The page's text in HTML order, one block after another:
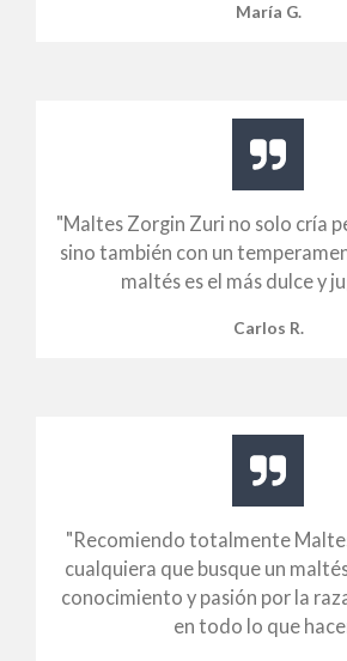
María G.
"Maltes Zorgin Zuri no solo cría
sino también con un
maltés es el más dulce y
Carlos R.
"Recomiendo totalmente
cualquiera que busque un
conocimiento y pasión por la
en todo lo que